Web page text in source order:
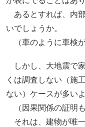
あるとすれば、内
いでしょうか。
（車のように車検
しかし、大地震で
くは調査しない（施
ない）ケースが多い
（因果関係の証明も
それは、建物が唯一